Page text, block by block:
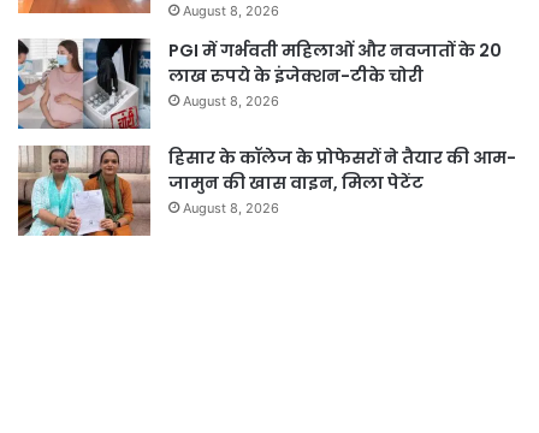
August 8, 2026
PGI में गर्भवती महिलाओं और नवजातों के 20
लाख रुपये के इंजेक्शन-टीके चोरी
August 8, 2026
हिसार के कॉलेज के प्रोफेसरों ने तैयार की आम-
जामुन की खास वाइन, मिला पेटेंट
August 8, 2026